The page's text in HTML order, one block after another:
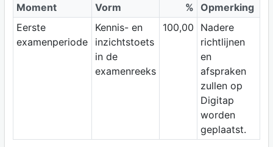
Moment
Vorm % Opmerking
Eerste
examenperiode
Kennis- en
inzichtstoets
in de
examenreeks
100,00
Nadere
richtlijnen
en
afspraken
zullen op
Digitap
worden
geplaatst.